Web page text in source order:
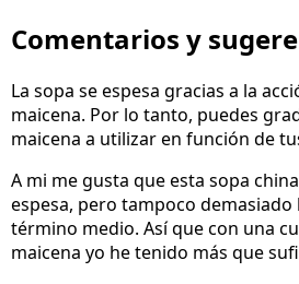
Comentarios y
La sopa se espesa gracias a la
maicena. Por lo tanto, puedes
maicena a utilizar en función de
A mi me gusta que esta sopa
espesa, pero tampoco
término medio. Así que con una
maicena yo he tenido más que